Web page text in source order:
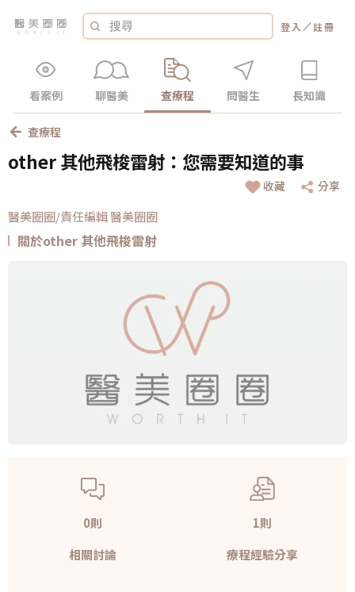
登入 ／註冊
看案例 聊醫美 查療程 問醫生 長知識
查療程
other 其他飛梭雷射：您需要知道的事
收藏 分享
醫美圈圈/責任編輯 醫美圈圈
關於other 其他飛梭雷射
0則
相關討論
1則
療程經驗分享